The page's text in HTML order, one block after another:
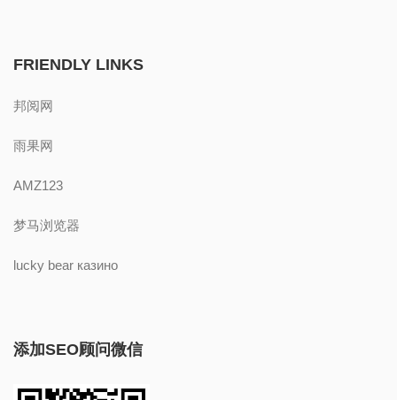
FRIENDLY LINKS
邦阅网
雨果网
AMZ123
梦马浏览器
lucky bear казино
添加SEO顾问微信